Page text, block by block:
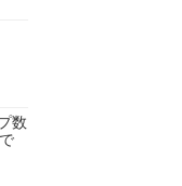
数